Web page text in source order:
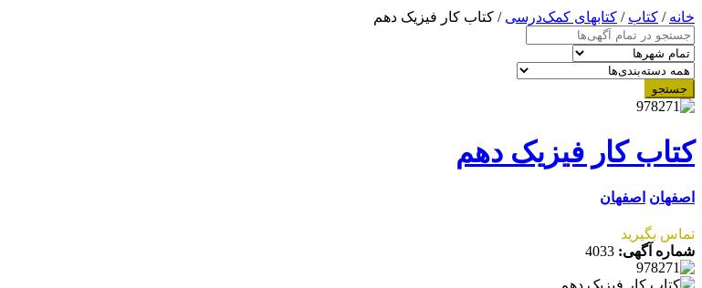
خانه / کتاب / کتابهای کمک‌درسی / کتاب کار فیزیک دهم
جستجو
کتاب کار فیزیک دهم
اصفهان اصفهان
تماس بگیرید
شماره آگهی: 4033